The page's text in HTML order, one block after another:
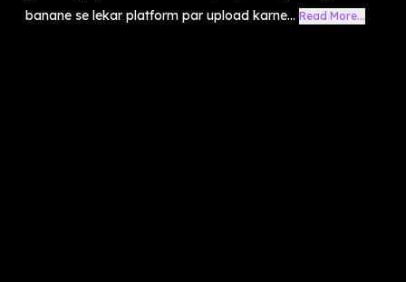
banane se lekar platform par upload karne... Read More...